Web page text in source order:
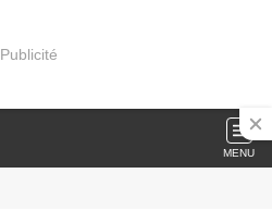
Publicité
MENU